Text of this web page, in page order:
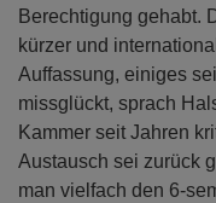
Berechtigung gehabt.
kürzer und
Auffassung, einiges
missglückt, sprach
Kammer seit Jahren
Austausch sei zurück
man vielfach den 6-